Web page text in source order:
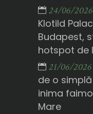
24/06/2026
Klotild
Budapest,
hotspot de
21/06/2026
de o
inima
Mare